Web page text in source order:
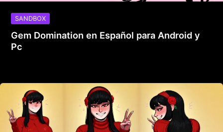
SANDBOX
Gem Domination en Español para Android y
Pc